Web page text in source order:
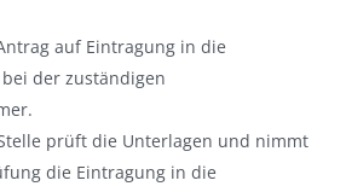
auf Eintragung in die
der zuständigen
prüft die Unterlagen und nimmt
die Eintragung in die